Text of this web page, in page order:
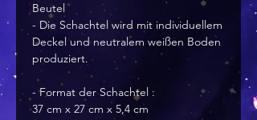
Beutel
- Die Schachtel wird mit individuellem
Deckel und neutralem weißen Boden
produziert.
- Format der Schachtel :
37 cm x 27 cm x 5,4 cm